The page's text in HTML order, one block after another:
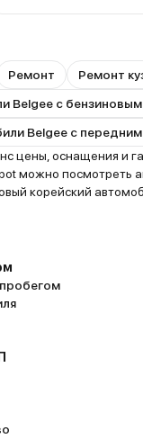
Ремонт Ремонт
оснащения и
можно посмотреть
корейский